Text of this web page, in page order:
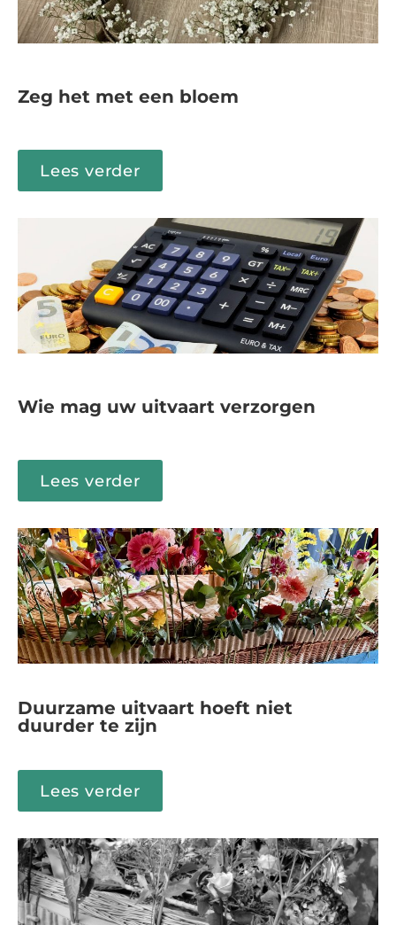
Zeg het met een bloem
Lees verder
Wie mag uw uitvaart verzorgen
Lees verder
Duurzame uitvaart hoeft niet
duurder te zijn
Lees verder